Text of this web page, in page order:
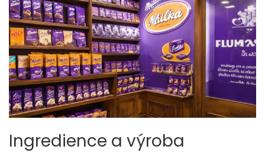
Ingredience a výroba